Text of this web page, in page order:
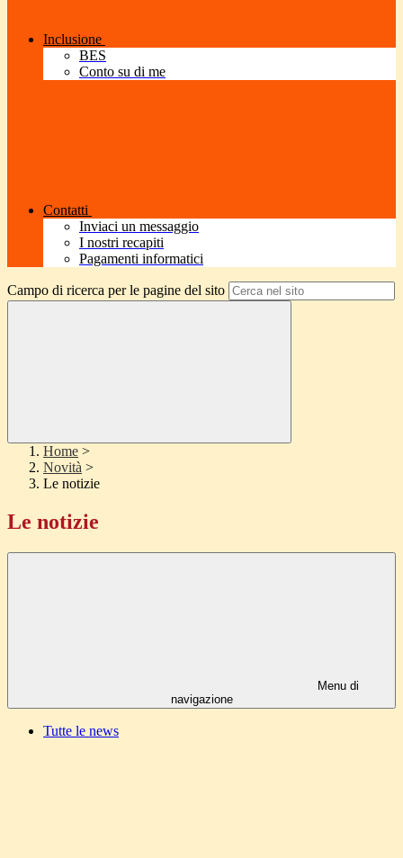
Inclusione
BES
Conto su di me
Contatti
Inviaci un messaggio
I nostri recapiti
Pagamenti informatici
Campo di ricerca per le pagine del sito
Home >
Novità >
Le notizie
Le notizie
Menu di
navigazione
Tutte le news